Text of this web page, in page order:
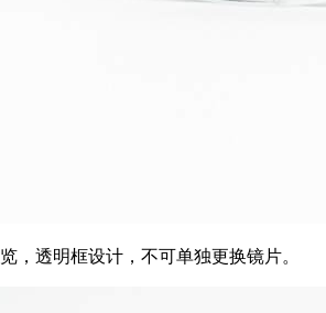
，透明框设计，不可单独更换镜片。